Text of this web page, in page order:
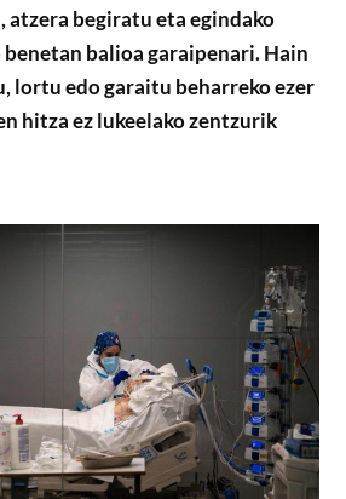
atzera begiratu eta egindako
balioa garaipenari. Hain
lortu edo garaitu beharreko ezer
hitza ez lukeelako zentzurik